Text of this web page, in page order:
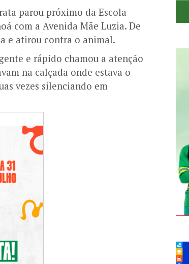
parou próximo da Escola
com a Avenida Mãe Luzia. De
e atirou contra o animal.
e rápido chamou a atenção
na calçada onde estava o
vezes silenciando em